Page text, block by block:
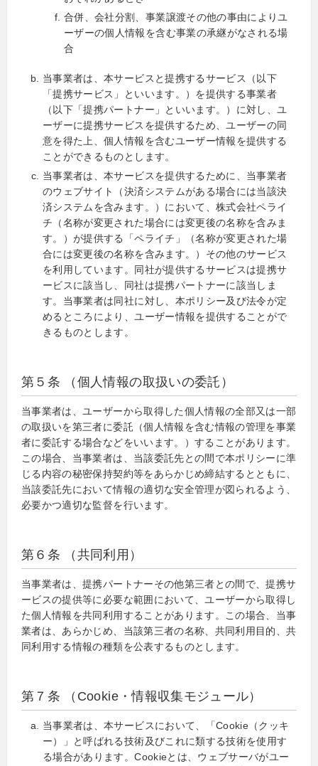
合併、会社分割、事業譲渡その他の事由によりユ
ーザーの個人情報を含む事業の承継がなされる場
合
当事業者は、本サービスと提携するサービス（以下
「提携サービス」といいます。）を提供する事業者
（以下「提携パートナー」といいます。）に対し、ユ
ーザーに提携サービスを提供するため、ユーザーの同
意を得た上、個人情報を含むユーザー情報を提供する
ことができるものとします。
当事業者は、本サービスを提供するために、当事業者
のウェブサイト（決済システムがある場合には当該決
済システムを含みます。）において、株式会社ペライ
チ（名称が変更された場合には変更後の名称を含みま
す。）が提供する「ペライチ」（名称が変更された場
合には変更後の名称を含みます。）その他のサービス
を利用しています。同社が提供するサービスは提携サ
ービスに該当し、同社は提携パートナーに該当しま
す。当事業者は同社に対し、本ポリシー及び法令が定
めるところにより、ユーザー情報を提供することがで
きるものとします。
第５条 （個人情報の取扱いの委託）
当事業者は、ユーザーから取得した個人情報の全部又は一部
の取扱いを第三者に委託（個人情報を含む情報の管理を事業
者に委託する場合などをいいます。）することがあります。
この場合、当事業者は、当該委託先との間で本ポリシーに準
じる内容の秘密保持契約等をあらかじめ締結するとともに、
当該委託先において情報の適切な安全管理が図られるよう、
必要かつ適切な監督を行います。
第６条 （共同利用）
当事業者は、提携パートナーその他第三者との間で、提携サ
ービスの提供等に必要な範囲において、ユーザーから取得し
た個人情報を共同利用することがあります。この場合、当事
業者は、あらかじめ、当該第三者の名称、共同利用目的、共
同利用する情報の種類を公表するものとします。
第７条 （Cookie・情報収集モジュール）
当事業者は、本サービスにおいて、「Cookie（クッキ
ー）」と呼ばれる技術及びこれに類する技術を使用す
る場合があります。Cookieとは、ウェブサーバがユー